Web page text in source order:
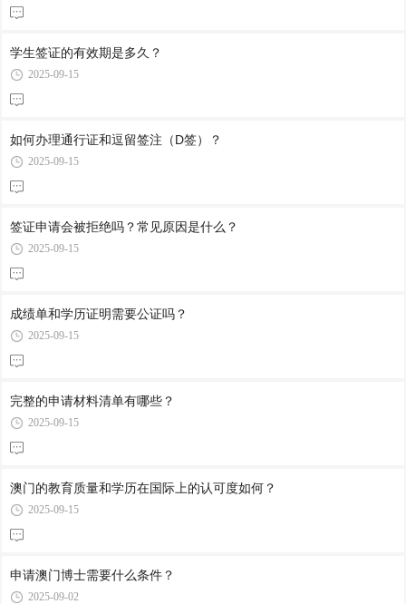
学生签证的有效期是多久？
2025-09-15
如何办理通行证和逗留签注（D签）？
2025-09-15
签证申请会被拒绝吗？常见原因是什么？
2025-09-15
成绩单和学历证明需要公证吗？
2025-09-15
完整的申请材料清单有哪些？
2025-09-15
澳门的教育质量和学历在国际上的认可度如何？
2025-09-15
申请澳门博士需要什么条件？
2025-09-02